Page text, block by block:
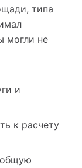
типа
могли не
и
к расчету
общую